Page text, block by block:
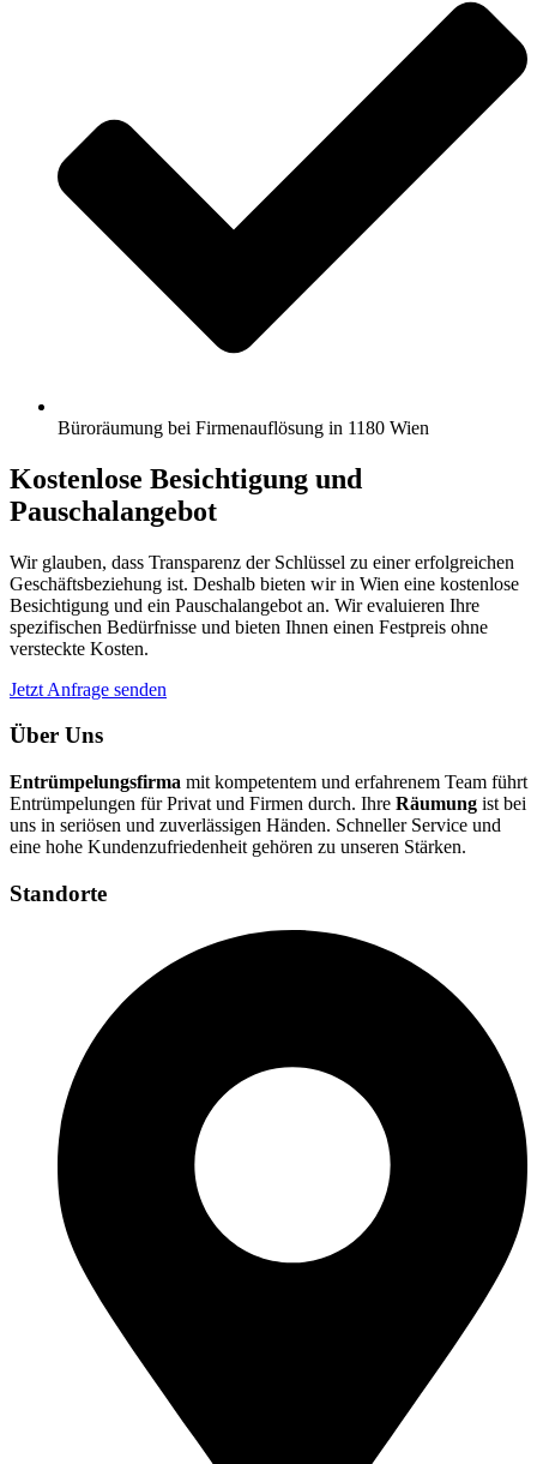
Büroräumung bei Firmenauflösung in 1180 Wien
Kostenlose Besichtigung und
Pauschalangebot
Wir glauben, dass Transparenz der Schlüssel zu einer erfolgreichen
Geschäftsbeziehung ist. Deshalb bieten wir in Wien eine kostenlose
Besichtigung und ein Pauschalangebot an. Wir evaluieren Ihre
spezifischen Bedürfnisse und bieten Ihnen einen Festpreis ohne
versteckte Kosten.
Jetzt Anfrage senden
Über Uns
Entrümpelungsfirma mit kompetentem und erfahrenem Team führt
Entrümpelungen für Privat und Firmen durch. Ihre Räumung ist bei
uns in seriösen und zuverlässigen Händen. Schneller Service und
eine hohe Kundenzufriedenheit gehören zu unseren Stärken.
Standorte